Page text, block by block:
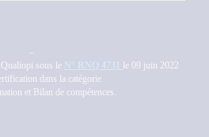
sous le
le 09 juin 2022
dans la catégorie
et Bilan de compétences.